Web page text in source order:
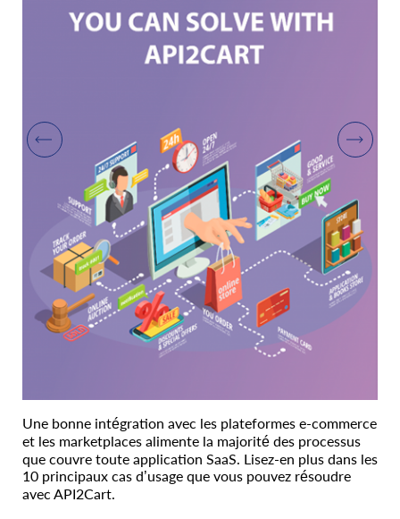
Une bonne intégration avec les plateformes e-commerce
et les marketplaces alimente la majorité des processus
que couvre toute application SaaS. Lisez-en plus dans les
10 principaux cas d’usage que vous pouvez résoudre
avec API2Cart.